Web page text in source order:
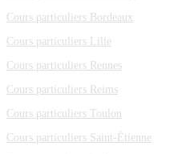
Cours particuliers Bordeaux
Cours particuliers Lille
Cours particuliers Rennes
Cours particuliers Reims
Cours particuliers Toulon
Cours particuliers Saint-Étienne